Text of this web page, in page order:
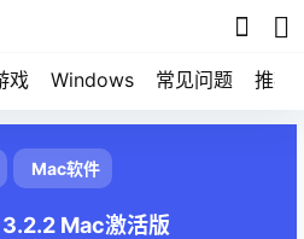
戏 Windows 常见问题 推荐
Mac软件
Mac激活版